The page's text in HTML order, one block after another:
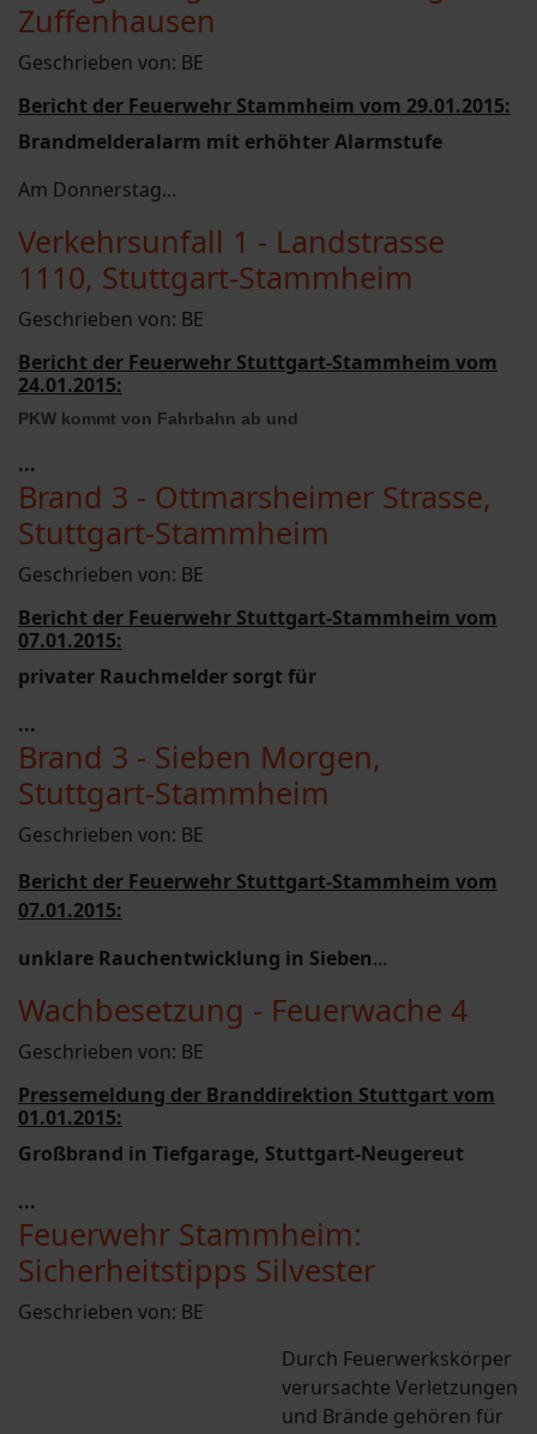
Zuffenhausen
Geschrieben von: BE
Bericht der Feuerwehr Stammheim vom 29.01.2015:
Brandmelderalarm mit erhöhter Alarmstufe
Am Donnerstag...
Verkehrsunfall 1 - Landstrasse
1110, Stuttgart-Stammheim
Geschrieben von: BE
Bericht der Feuerwehr Stuttgart-Stammheim vom
24.01.2015:
PKW kommt von Fahrbahn ab und
...
Brand 3 - Ottmarsheimer Strasse,
Stuttgart-Stammheim
Geschrieben von: BE
Bericht der Feuerwehr Stuttgart-Stammheim vom
07.01.2015:
privater Rauchmelder sorgt für
...
Brand 3 - Sieben Morgen,
Stuttgart-Stammheim
Geschrieben von: BE
Bericht der Feuerwehr Stuttgart-Stammheim vom
07.01.2015:
unklare Rauchentwicklung in Sieben...
Wachbesetzung - Feuerwache 4
Geschrieben von: BE
Pressemeldung der Branddirektion Stuttgart vom
01.01.2015:
Großbrand in Tiefgarage, Stuttgart-Neugereut
...
Feuerwehr Stammheim:
Sicherheitstipps Silvester
Geschrieben von: BE
Durch Feuerwerkskörper
verursachte Verletzungen
und Brände gehören für